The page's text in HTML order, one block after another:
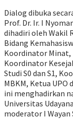
Dialog dibuka
Prof. Dr. Ir. I
dihadiri oleh Wakil
Bidang
Koordinator Minat,
Koordinator
Studi S0 dan S1,
MBKM, Ketua UPO
ini menghadirkan
Universitas
moderator I Wayan